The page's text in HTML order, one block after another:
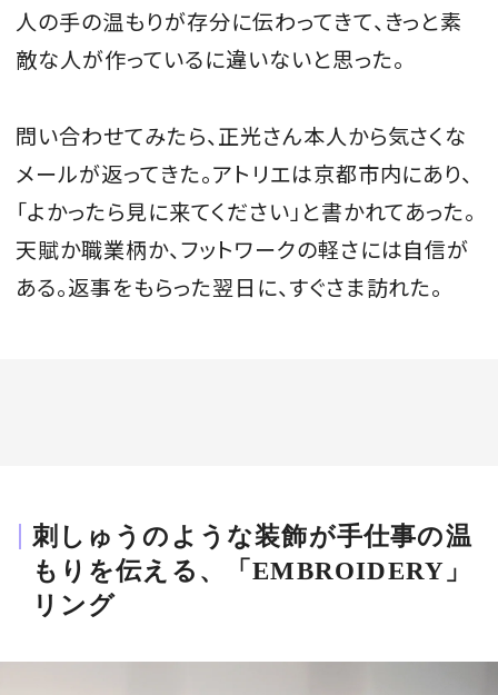
人の手の温もりが存分に伝わってきて、きっと素
敵な人が作っているに違いないと思った。
問い合わせてみたら、正光さん本人から気さくな
メールが返ってきた。アトリエは京都市内にあり、
「よかったら見に来てください」と書かれてあった。
天賦か職業柄か、フットワークの軽さには自信が
ある。返事をもらった翌日に、すぐさま訪れた。
刺しゅうのような装飾が手仕事の温
もりを伝える、「EMBROIDERY」
リング